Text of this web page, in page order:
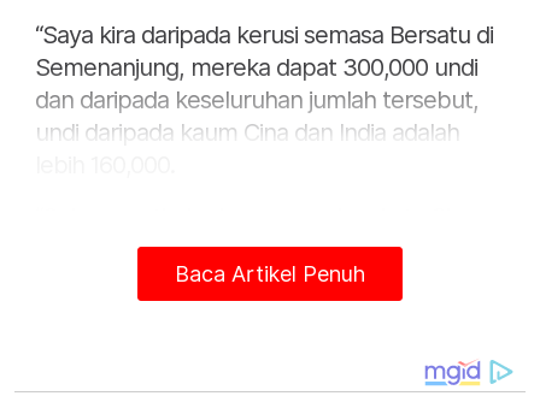
“Saya kira daripada kerusi semasa Bersatu di
Semenanjung, mereka dapat 300,000 undi
dan daripada keseluruhan jumlah tersebut,
undi daripada kaum Cina dan India adalah
dan India yang undi mereka sebelum ini akan
undi dia balik sebab pengundi anggap
Baca Artikel Penuh